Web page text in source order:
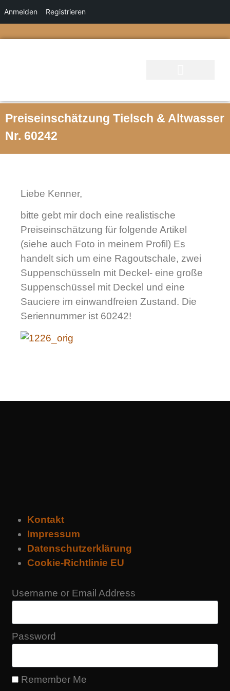
Anmelden Registrieren
Preiseinschätzung Tielsch & Altwasser
Nr. 60242
Liebe Kenner,
bitte gebt mir doch eine realistische
Preiseinschätzung für folgende Artikel
(siehe auch Foto in meinem Profil) Es
handelt sich um eine Ragoutschale, zwei
Suppenschüsseln mit Deckel- eine große
Suppenschüssel mit Deckel und eine
Sauciere im einwandfreien Zustand. Die
Seriennummer ist 60242!
Kontakt
Impressum
Datenschutzerklärung
Cookie-Richtlinie EU
Username or Email Address
Password
Remember Me